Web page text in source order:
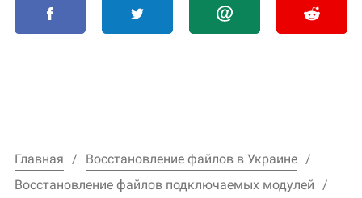
Главная
Восстановление файлов в Украине
Восстановление файлов подключаемых модулей